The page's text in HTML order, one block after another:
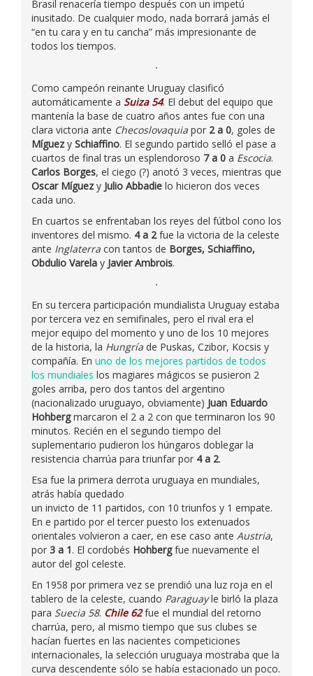
Brasil renacería tiempo después con un impetú
inusitado. De cualquier modo, nada borrará jamás el
“en tu cara y en tu cancha” más impresionante de
todos los tiempos.
Como campeón reinante Uruguay clasificó
automáticamente a Suiza 54. El debut del equipo que
mantenía la base de cuatro años antes fue con una
clara victoria ante Checoslovaquia por 2 a 0, goles de
Míguezy Schiaffino. El segundo partido selló el pase a
cuartos de final tras un esplendoroso 7 a 0 a Escocia.
Carlos Borges, el ciego (?) anotó 3 veces, mientras que
Oscar Míguezy Julio Abbadie lo hicieron dos veces
cada uno.
En cuartos se enfrentaban los reyes del fútbol cono los
inventores del mismo. 4 a 2fue la victoria de la celeste
ante Inglaterra con tantos de Borges, Schiaffino,
Obdulio Varela y Javier Ambrois.
En su tercera participación mundialista Uruguay estaba
por tercera vez en semifinales, pero el rival era el
mejor equipo del momento y uno de los 10 mejores
de la historia, la Hungría de Puskas, Czibor, Kocsis y
compañía. En uno de los mejores partidos de todos
los mundiales los magiares mágicos se pusieron 2
goles arriba, pero dos tantos del argentino
(nacionalizado uruguayo, obviamente) Juan Eduardo
Hohbergmarcaron el 2 a 2 con que terminaron los 90
minutos. Recién en el segundo tiempo del
suplementario pudieron los húngaros doblegar la
resistencia charrúa para triunfar por 4 a 2.
Esa fue la primera derrota uruguaya en mundiales,
atrás había quedado
un invicto de 11 partidos, con 10 triunfos y 1 empate.
En e partido por el tercer puesto los extenuados
orientales volvieron a caer, en ese caso ante Austria,
por 3 a 1. El cordobés Hohbergfue nuevamente el
autor del gol celeste.
En 1958 por primera vez se prendió una luz roja en el
tablero de la celeste, cuando Paraguayle birló la plaza
para Suecia 58. Chile 62fue el mundial del retorno
charrúa, pero, al mismo tiempo que sus clubes se
hacían fuertes en las nacientes competiciones
internacionales, la selección uruguaya mostraba que la
curva descendente sólo se había estacionado un poco.